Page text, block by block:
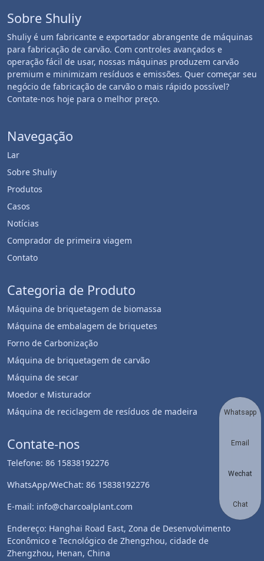
Sobre Shuliy
Shuliy é um fabricante e exportador abrangente de máquinas
para fabricação de carvão. Com controles avançados e
operação fácil de usar, nossas máquinas produzem carvão
premium e minimizam resíduos e emissões. Quer começar seu
negócio de fabricação de carvão o mais rápido possível?
Contate-nos hoje para o melhor preço.
Navegação
Lar
Sobre Shuliy
Produtos
Casos
Notícias
Comprador de primeira viagem
Contato
Categoria de Produto
Máquina de briquetagem de biomassa
Máquina de embalagem de briquetes
Forno de Carbonização
Máquina de briquetagem de carvão
Máquina de secar
Moedor e Misturador
Máquina de reciclagem de resíduos de madeira
Contate-nos
Telefone: 86 15838192276
WhatsApp/WeChat: 86 15838192276
E-mail: info@charcoalplant.com
Endereço: Hanghai Road East, Zona de Desenvolvimento
Econômico e Tecnológico de Zhengzhou, cidade de
Zhengzhou, Henan, China
Whatsapp
Email
Wechat
Chat